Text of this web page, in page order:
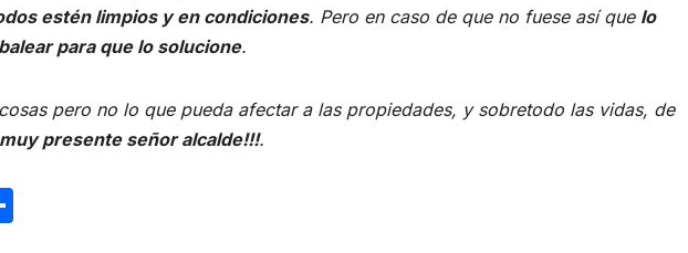
estén limpios y en condiciones. Pero en caso de que no fuese así que lo
para que lo solucione.
pero no lo que pueda afectar a las propiedades, y sobretodo las vidas, de
muy presente señor alcalde!!!.